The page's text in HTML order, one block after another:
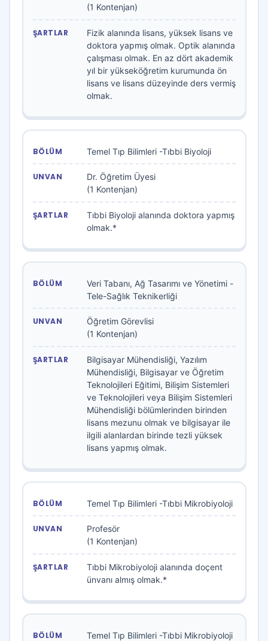
(1 Kontenjan)
Fizik alanında lisans, yüksek lisans ve
doktora yapmış olmak. Optik alanında
çalışması olmak. En az dört akademik
yıl bir yükseköğretim kurumunda ön
lisans ve lisans düzeyinde ders vermiş
olmak.
Temel Tıp Bilimleri -Tıbbi Biyoloji
Dr. Öğretim Üyesi
(1 Kontenjan)
Tıbbi Biyoloji alanında doktora yapmış
olmak.*
Veri Tabanı, Ağ Tasarımı ve Yönetimi -
Tele-Sağlık Teknikerliği
Öğretim Görevlisi
(1 Kontenjan)
Bilgisayar Mühendisliği, Yazılım
Mühendisliği, Bilgisayar ve Öğretim
Teknolojileri Eğitimi, Bilişim Sistemleri
ve Teknolojileri veya Bilişim Sistemleri
Mühendisliği bölümlerinden birinden
lisans mezunu olmak ve bilgisayar ile
ilgili alanlardan birinde tezli yüksek
lisans yapmış olmak.
Temel Tıp Bilimleri -Tıbbi Mikrobiyoloji
Profesör
(1 Kontenjan)
Tıbbi Mikrobiyoloji alanında doçent
ünvanı almış olmak.*
Temel Tıp Bilimleri -Tıbbi Mikrobiyoloji